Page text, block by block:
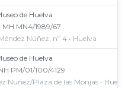
de Huelva
MH MN4/1989/67
Núñez, nº 4 • Huelva
de Huelva
PM/01/100/4129
Nuñez/Plaza de las Monjas •